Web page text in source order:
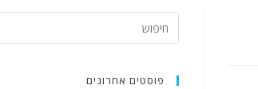
פוסטים אחרונים